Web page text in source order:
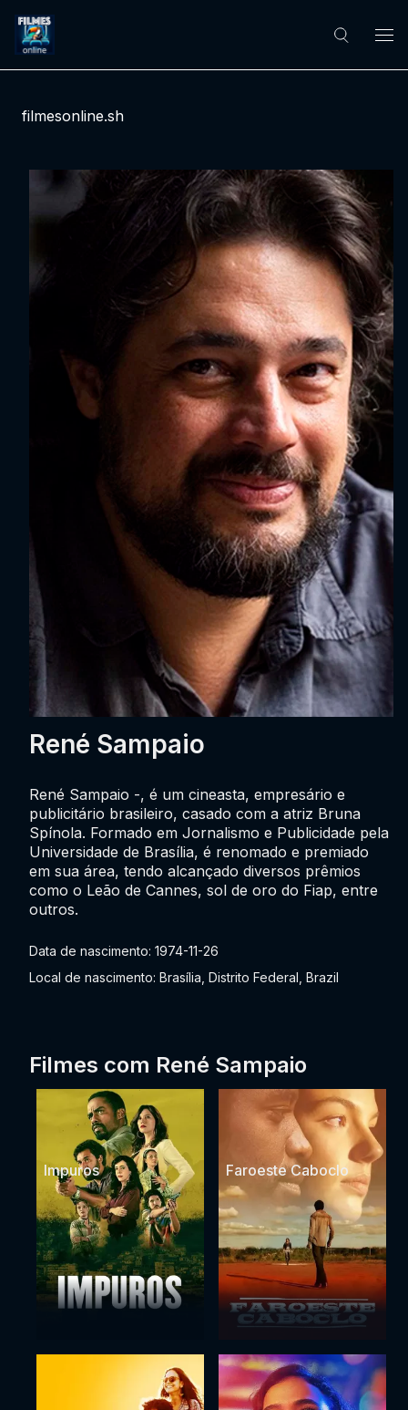
filmesonline.sh
René Sampaio
Data de nascimento: 1974-11-26
Local de nascimento: Brasília, Distrito Federal, Brazil
René Sampaio -, é um cineasta, empresário e
publicitário brasileiro, casado com a atriz Bruna
Spínola. Formado em Jornalismo e Publicidade pela
Universidade de Brasília, é renomado e premiado
em sua área, tendo alcançado diversos prêmios
como o Leão de Cannes, sol de oro do Fiap, entre
outros.
Filmes com René Sampaio
Impuros Faroeste Caboclo